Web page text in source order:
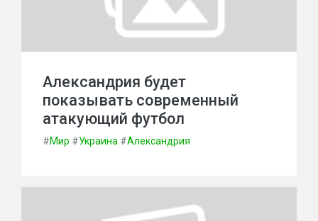
Александрия будет
показывать современный
атакующий футбол
#Мир #Украина #Александрия